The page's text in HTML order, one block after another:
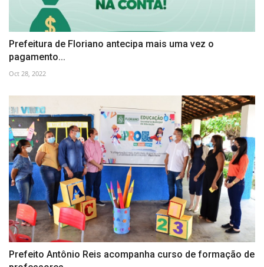
Prefeitura de Floriano antecipa mais uma vez o
pagamento...
Oct 28, 2022
Prefeito Antônio Reis acompanha curso de formação de